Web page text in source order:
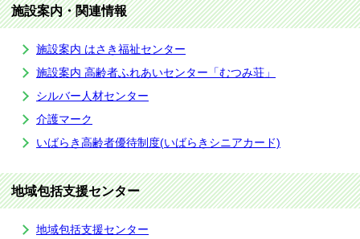
施設案内・関連情報
施設案内 はさき福祉センター
施設案内 高齢者ふれあいセンター「むつみ荘」
シルバー人材センター
介護マーク
いばらき高齢者優待制度(いばらきシニアカード)
地域包括支援センター
地域包括支援センター